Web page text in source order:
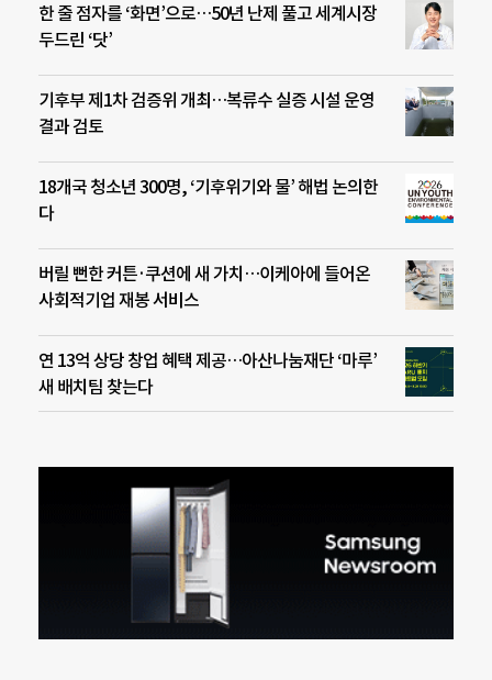
한 줄 점자를 ‘화면’으로…50년 난제 풀고 세계시장
두드린 ‘닷’
기후부 제1차 검증위 개최…복류수 실증 시설 운영
결과 검토
18개국 청소년 300명, ‘기후위기와 물’ 해법 논의한
다
버릴 뻔한 커튼·쿠션에 새 가치…이케아에 들어온
사회적기업 재봉 서비스
연 13억 상당 창업 혜택 제공…아산나눔재단 ‘마루’
새 배치팀 찾는다